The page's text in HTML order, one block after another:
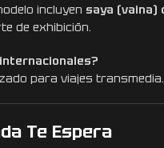
incluyen saya (vaina)
de exhibición.
internacionales?
para viajes transmedia.
Te Espera